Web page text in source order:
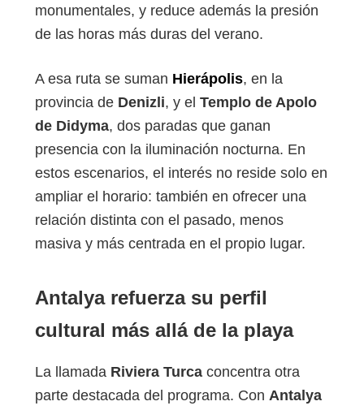
monumentales, y reduce además la presión
de las horas más duras del verano.
A esa ruta se suman Hierápolis, en la
provincia de Denizli, y el Templo de Apolo
de Didyma, dos paradas que ganan
presencia con la iluminación nocturna. En
estos escenarios, el interés no reside solo en
ampliar el horario: también en ofrecer una
relación distinta con el pasado, menos
masiva y más centrada en el propio lugar.
Antalya refuerza su perfil
cultural más allá de la playa
La llamada Riviera Turca concentra otra
parte destacada del programa. Con Antalya